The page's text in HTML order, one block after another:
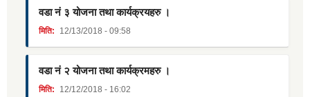
वडा नं ३ योजना तथा कार्यक्रयहरु ।
मिति: 12/13/2018 - 09:58
वडा नं २ योजना तथा कार्यक्रमहरु ।
मिति: 12/12/2018 - 16:02